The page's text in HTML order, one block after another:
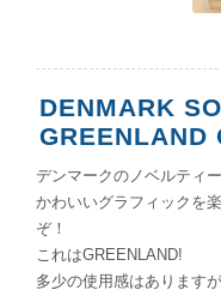
DENMARK
GREENLAND
デンマークのノベルティ
かわいいグラフィックを
ぞ！
これはGREENLAND!
多少の使用感はあります